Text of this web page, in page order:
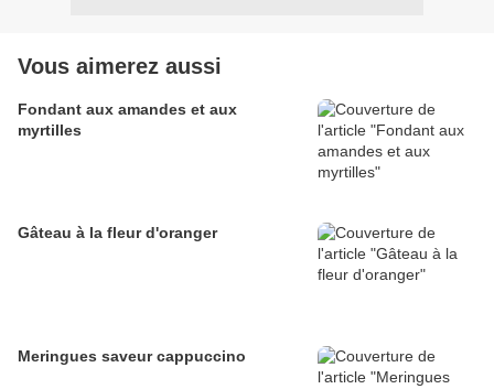
Vous aimerez aussi
Fondant aux amandes et aux
myrtilles
Gâteau à la fleur d'oranger
Meringues saveur cappuccino